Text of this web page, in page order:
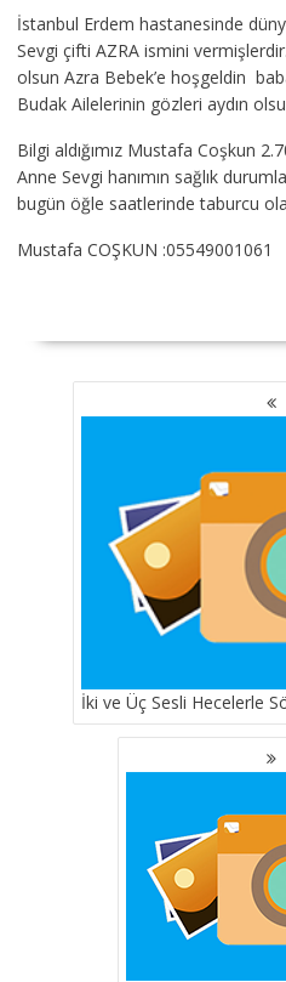
İstanbul Erdem hastanesinde
Sevgi çifti AZRA ismini
olsun Azra Bebek’e hoşgeldin
Budak Ailelerinin gözleri aydın
Bilgi aldığımız Mustafa Coşkun
Anne Sevgi hanımın sağlık
bugün öğle saatlerinde taburcu
Mustafa COŞKUN :05549001061
GEZINMESI
İki ve Üç Sesli Hecelerle